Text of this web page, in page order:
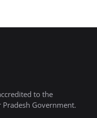
to the
Government.